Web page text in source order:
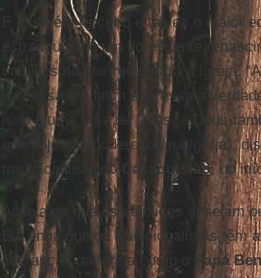
E esse é o terceiro e talvez o maior
estrangulando um florescente
catolicismo que revigorará a Igreja.
da missa em latim expressa a
isso é uma obra de Deus, e Deus
que hoje são poderosos na Igreja”,
tradicionalista do Cazaquistão, no
A ideia de que os católicos anseiam
É a linha que os tradicionalistas têm
lideranças da Igreja como o
Papa